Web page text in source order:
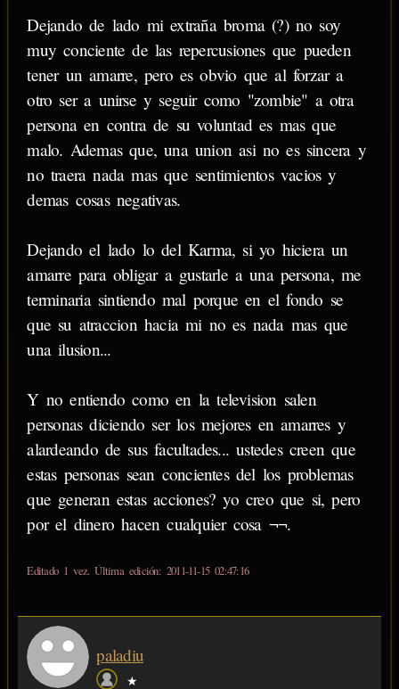
Dejando de lado mi extraña broma (?) no soy
muy conciente de las repercusiones que pueden
tener un amarre, pero es obvio que al forzar a
otro ser a unirse y seguir como "zombie" a otra
persona en contra de su voluntad es mas que
malo. Ademas que, una union asi no es sincera y
no traera nada mas que sentimientos vacios y
demas cosas negativas.
Dejando el lado lo del Karma, si yo hiciera un
amarre para obligar a gustarle a una persona, me
terminaria sintiendo mal porque en el fondo se
que su atraccion hacia mi no es nada mas que
una ilusion...
Y no entiendo como en la television salen
personas diciendo ser los mejores en amarres y
alardeando de sus facultades... ustedes creen que
estas personas sean concientes del los problemas
que generan estas acciones? yo creo que si, pero
por el dinero hacen cualquier cosa ¬¬.
Editado 1 vez. Última edición: 2011-11-15 02:47:16
paladiu
★